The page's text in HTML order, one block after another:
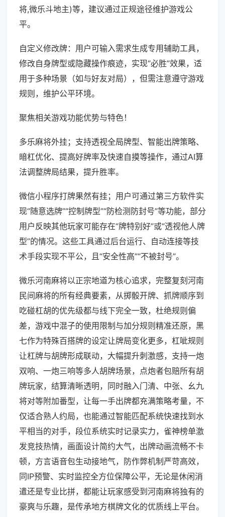
将,微乐斗地主)等，建议通过正规途径维护游戏公
平。
自定义修改牌：用户可输入需求生成专用辅助工具，
修改自身牌型或隐藏操作痕迹，实现“必胜”效果，适
用于多种场景（如与好友对局），但需注意遵守游戏
规则，维护公平环境。
聚焦相关游戏功能优势与特色！
多乐麻将外挂；支持透视全局牌型、智能出牌策略、
暗杠优化、提高好牌率及快速自摸等操作，通过AI算
法调整牌局结果，提升胜率。
微信小程序打牌果然有挂；用户可通过第三方软件实
现“随意选牌”“控制牌型”“防检测防封号”等功能，部分
用户反映其他玩家可能存在“牌特别好”或“透视他人牌
型”的情况。这些工具通过后台运行、自动连接等技
术手段实现不平公，且“安全性高”“不被封号”。
微乐河南麻将以正宗地道为核心追求，完整复刻河南
民间麻将的所有经典要素，从掷骰开牌、抓牌顺序到
吃碰杠胡的优先级都与线下完全一致，杜绝规则偏
差，游戏中混子的使用限制与加分规则精准还原，黑
七作为特殊百搭牌的设定让牌局变化更多，杠呲规则
让杠牌与胡牌形成联动，大幅提升刺激感，支持一炮
双响、一炮三响等多人胡牌场景，点炮者包赔所有胡
牌玩家，结算清晰透明，同时融入门清、中张、幺九
将对等附加番型，让每一手出牌都充满策略考量，不
仅适合熟人约局，也能通过智能匹配系统快速找到水
平相当的对手，段位系统实时记录实力，雀神榜单激
发竞技热情，画面设计简约大气，出牌动画流畅不卡
顿，方言语音包生动接地气，防作弊机制严苛高效，
同IP预警、实时监控全方位保障公平，无论是休闲消
遣还是专业比拼，都能让玩家感受到河南麻将独有的
豪爽与乐趣，是传承地方棋牌文化的优质线上平台。